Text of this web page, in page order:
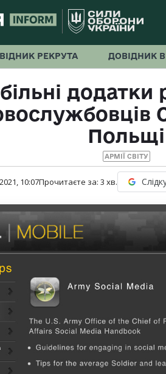
РЕКРУТА ДОВІДНИК
додатки
Польщі
АРМІЇ СВІТУ
10:07Прочитаєте за: 3 хв.